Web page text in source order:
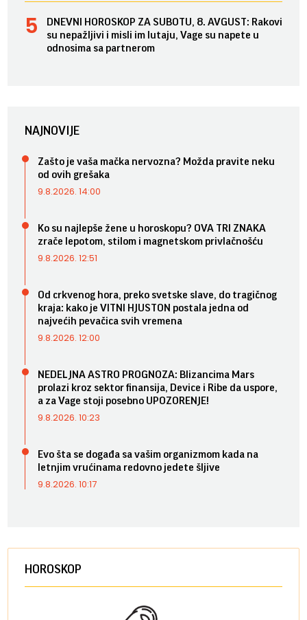
DNEVNI HOROSKOP ZA SUBOTU, 8. AVGUST: Rakovi
su nepažljivi i misli im lutaju, Vage su napete u
odnosima sa partnerom
NAJNOVIJE
Zašto je vaša mačka nervozna? Možda pravite neku
od ovih grešaka
9.8.2026. 14:00
Ko su najlepše žene u horoskopu? OVA TRI ZNAKA
zrače lepotom, stilom i magnetskom privlačnošću
9.8.2026. 12:51
Od crkvenog hora, preko svetske slave, do tragičnog
kraja: kako je VITNI HJUSTON postala jedna od
najvećih pevačica svih vremena
9.8.2026. 12:00
NEDELJNA ASTRO PROGNOZA: Blizancima Mars
prolazi kroz sektor finansija, Device i Ribe da uspore,
a za Vage stoji posebno UPOZORENJE!
9.8.2026. 10:23
Evo šta se događa sa vašim organizmom kada na
letnjim vrućinama redovno jedete šljive
9.8.2026. 10:17
HOROSKOP